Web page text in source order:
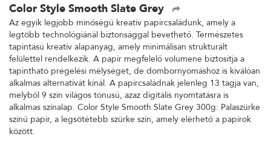
Color Style Smooth Slate Grey
Az egyik legjobb minőségű kreatív papírcsaládunk, amely a
legtöbb technológiánál biztonsággal bevethető. Természetes
tapintású kreatív alapanyag, amely minimálisan strukturált
felülettel rendelkezik. A papír megfelelő volumene biztosítja a
tapintható prégelési mélységet, de dombornyomáshoz is kiválóan
alkalmas alternatívát kínál. A papírcsaládnak jelenleg 13 tagja van,
melyből 9 szín világos tónusú, azaz digitális nyomtatásra is
alkalmas színalap. Color Style Smooth Slate Grey 300g: Palaszürke
színű papír, a legsötétebb szürke szín, amely elérhető a papírok
között.